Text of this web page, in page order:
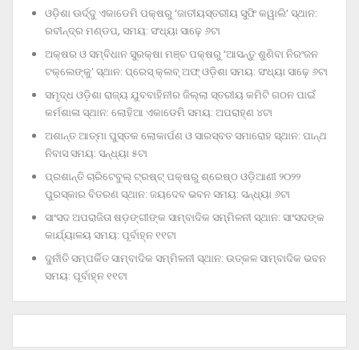
ଓଡ଼ିଶା ଊର୍ଦ୍ଦୁ ଏକାଡେମି ପକ୍ଷରୁ ‘ଜାତୀୟସ୍ତରୀୟ ସୁଫି କୱାଲି’ ସ୍ଥାନ:
ରବୀନ୍ଦ୍ର ମଣ୍ଡପ, ସମୟ: ସଂଧ୍ୟା ସାଢ଼େ ୬ଟା
ଅକ୍ଷର ଓ ସମ୍ବିଧାନ ସୁରକ୍ଷା ମଞ୍ଚ ପକ୍ଷରୁ ‘ଆସନ୍ତୁ ଶୁଣିବା ନିରଂଜନ
ଟକ୍‌ଲେଙ୍କୁ’ ସ୍ଥାନ: ପ୍ରେସ୍‌ କ୍ଲବ୍‌ ଅଫ୍‌ ଓଡ଼ିଶା ସମୟ: ସଂଧ୍ୟା ସାଢ଼େ ୬ଟା
ସମୃଦ୍ଧ ଓଡ଼ିଶା ରାଜ୍ୟ ଯୁବବାହିନୀର ଜିଲ୍ଲା ସ୍ତରୀୟ କମିଟି ଗଠନ ପାଇଁ
କର୍ମଶାଳା ସ୍ଥାନ: ଲୋହିଆ ଏକାଡେମି ସମୟ: ଅପରାହ୍‌ଣ ୪ଟା
ଅଶାନ୍ତ ଆତ୍ମା ପୁସ୍ତକ ଲୋକାର୍ପଣ ଓ ସାରସ୍ବତ ସମାରୋହ ସ୍ଥାନ: ପାନ୍ଥ
ନିବାସ ସମୟ: ସନ୍ଧ୍ୟା ୫ଟା
ପ୍ରଶାନ୍ତି ଚାରିଟେବୁଲ୍‌ ଟ୍ରଷ୍ଟ୍‌ ପକ୍ଷରୁ ଶ୍ରେଷ୍ଠ ଓଡ଼ିଆଣୀ ୨୦୨୨
ପୁରସ୍କାର ବିତରଣ ସ୍ଥାନ: ଜୟଦେବ ଭବନ ସମୟ: ସନ୍ଧ୍ୟା ୬ଟା
ସାଂସଦ ଅପରାଜିତା ଷଡ଼ଙ୍ଗୀଙ୍କ ସାମ୍ବାଦିକ ସମ୍ମିଳନୀ ସ୍ଥାନ: ସାଂସଦଙ୍କ
କାର୍ଯ୍ୟାଳୟ ସମୟ: ପୂର୍ବାହ୍ନ ୧୧ଟା
ଦୁର୍ନୀତି ସମ୍ପର୍କିତ ସାମ୍ବାଦିକ ସମ୍ମିଳନୀ ସ୍ଥାନ: ଉତ୍କଳ ସାମ୍ବାଦିକ ଭବନ
ସମୟ: ପୂର୍ବାହ୍ନ ୧୧ଟା